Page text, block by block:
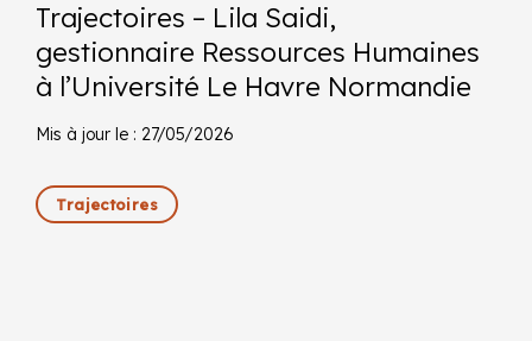
Trajectoires – Lila Saidi,
gestionnaire Ressources Humaines
à l’Université Le Havre Normandie
Mis à jour le : 27/05/2026
Trajectoires